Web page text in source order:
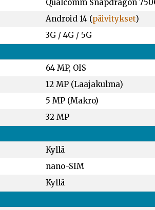
Qualcomm Snapdragon
Android 14 (päivitykset)
3G / 4G / 5G
64 MP, OIS
12 MP (Laajakulma)
5 MP (Makro)
32 MP
Kyllä
nano-SIM
Kyllä